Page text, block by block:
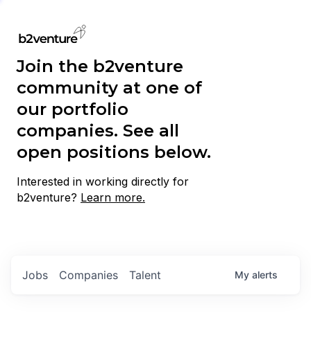
Join the b2venture
community at one of
our portfolio
companies. See all
open positions below.
Interested in working directly for
b2venture? Learn more.
Jobs Companies Talent My alerts